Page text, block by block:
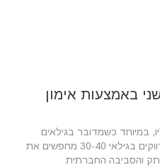
באמצעות אימון
במיוחד כשמדובר בגילאים
בוגרים יחסית. כיום יותר מבעבר רווקים בגילאי 30-40 מחפשים את
והסביבה החברתית